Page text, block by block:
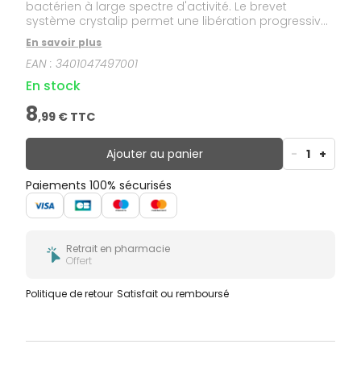
bactérien à large spectre d'activité. Le brevet
système crystalip permet une libération progressive
et prolongée du peroxyde d'hydrogène lui attribuant
ainsi une action durable. La galénique originale
d'Auréocyde lui confère des qualités cosmétiques
remarquables.
En savoir plus
EAN :3401047497001
En stock
8,99 € TTC
Ajouter au panier - 1 +
Paiements 100% sécurisés
Retrait en pharmacie
Offert
Politique de retour Satisfait ou remboursé